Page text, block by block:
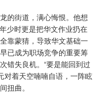
的街道，满心悔恨。他想
少时更是把华文作业扔在
靠蒙猜，导致华文基础一
已成为职场竞争的重要筹
错失良机。“要是能回到过
对着天空喃喃自语，一阵眩
扭曲。